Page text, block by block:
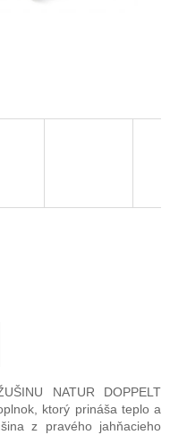
NATUR DOPPELT
ktorý prináša teplo a
z pravého jahňacieho